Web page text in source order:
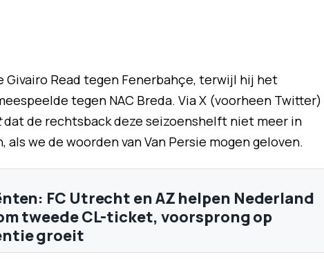
Read tegen Fenerbahçe, terwijl hij het
tegen NAC Breda. Via X (voorheen Twitter)
dat de rechtsback deze seizoenshelft niet meer in
we de woorden van Van Persie mogen geloven.
FC Utrecht en AZ helpen Nederland
tweede CL-ticket, voorsprong op
groeit